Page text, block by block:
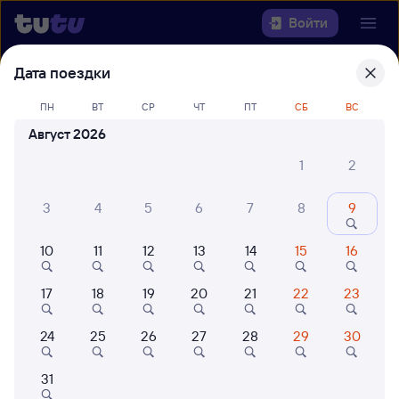
Войти
Выберите день, чтобы найти
билеты Гмелинская — Самара
Откуда
Кто едет
Найти поезда
Дата поездки
ПН ВТ СР ЧТ ПТ СБ ВС
Август 2026
1
2
3 4 5 6 7 8 9
10 11 12 13 14 15 16
17 18 19 20 21 22 23
24 25 26 27 28 29 30
31